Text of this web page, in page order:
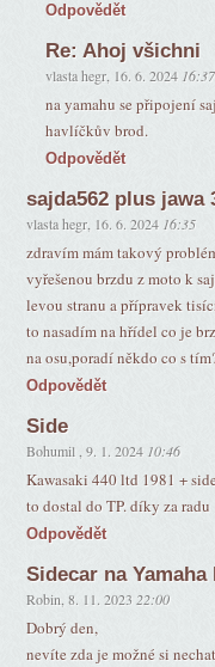
Odpovědět
Re: Ahoj všichni
vlasta hegr 16. 6. 2024 16:37
na yamahu se připojení
havlíčkův brod.
Odpovědět
sajda562 plus jawa
vlasta hegr 16. 6. 2024 16:35
zdravím mám takový
vyřešenou brzdu z moto k
levou stranu a přípravek
to nasadím na hřídel co je
na osu,poradí někdo co s
Odpovědět
Side
Bohumil ,9. 1. 2024 10:46
Kawasaki 440 ltd 1981 +
to dostal do TP. díky za radu
Odpovědět
Sidecar na Yamaha
Robin ,8. 11. 2023 22:00
Dobrý den,
nevíte zda je možné si